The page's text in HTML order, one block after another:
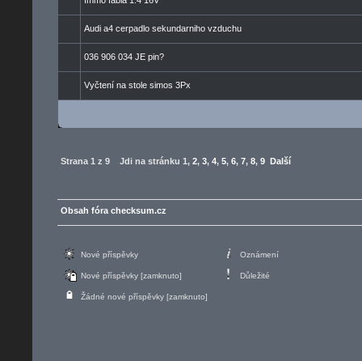
Audi a4 cerpadlo sekundarniho vzduchu
036 906 034 JE pin?
Vyčtení na stole simos 3Px
Strana 1 z 9 Jdi na stránku 1, 2, 3, 4, 5, 6, 7, 8, 9 Další
Obsah fóra checksum.cz
Nové příspěvky Oznámení
Nové příspěvky [zamknuto] Důležité
Žádné nové příspěvky [zamknuto]